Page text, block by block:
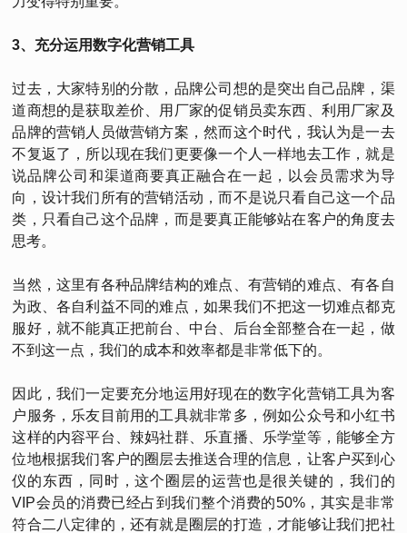
3、充分运用数字化营销工具
过去，大家特别的分散，品牌公司想的是突出自己品牌，渠
道商想的是获取差价、用厂家的促销员卖东西、利用厂家及
品牌的营销人员做营销方案，然而这个时代，我认为是一去
不复返了，所以现在我们更要像一个人一样地去工作，就是
说品牌公司和渠道商要真正融合在一起，以会员需求为导
向，设计我们所有的营销活动，而不是说只看自己这一个品
类，只看自己这个品牌，而是要真正能够站在客户的角度去
思考。
当然，这里有各种品牌结构的难点、有营销的难点、有各自
为政、各自利益不同的难点，如果我们不把这一切难点都克
服好，就不能真正把前台、中台、后台全部整合在一起，做
不到这一点，我们的成本和效率都是非常低下的。
因此，我们一定要充分地运用好现在的数字化营销工具为客
户服务，乐友目前用的工具就非常多，例如公众号和小红书
这样的内容平台、辣妈社群、乐直播、乐学堂等，能够全方
位地根据我们客户的圈层去推送合理的信息，让客户买到心
仪的东西，同时，这个圈层的运营也是很关键的，我们的
VIP会员的消费已经占到我们整个消费的50%，其实是非常
符合二八定律的，还有就是圈层的打造，才能够让我们把社